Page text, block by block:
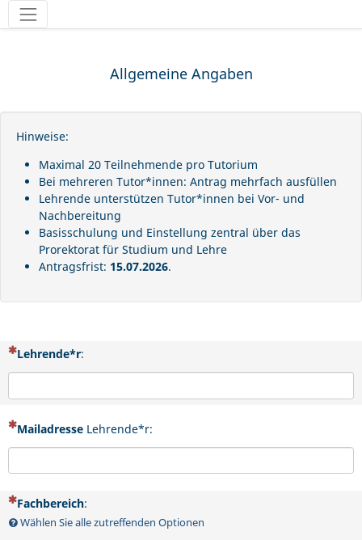
Werkzeuge
Allgemeine Angaben
Hinweise:
Maximal 20 Teilnehmende pro Tutorium
Bei mehreren Tutor*innen: Antrag mehrfach ausfüllen
Lehrende unterstützen Tutor*innen bei Vor- und
Nachbereitung
Basisschulung und Einstellung zentral über das
Prorektorat für Studium und Lehre
Antragsfrist: 15.07.2026.
(Dies ist eine Pflichtfrage.)
Lehrende*r:
(Dies ist eine Pflichtfrage.)
Mailadresse Lehrende*r:
(Dies ist eine Pflichtfrage.)
Fachbereich:
Wählen Sie alle zutreffenden Optionen